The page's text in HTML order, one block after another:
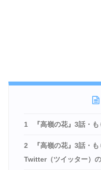
1 『高嶺の花』3話・
2
『高嶺の花』3話・
Twitter（ツイッター）